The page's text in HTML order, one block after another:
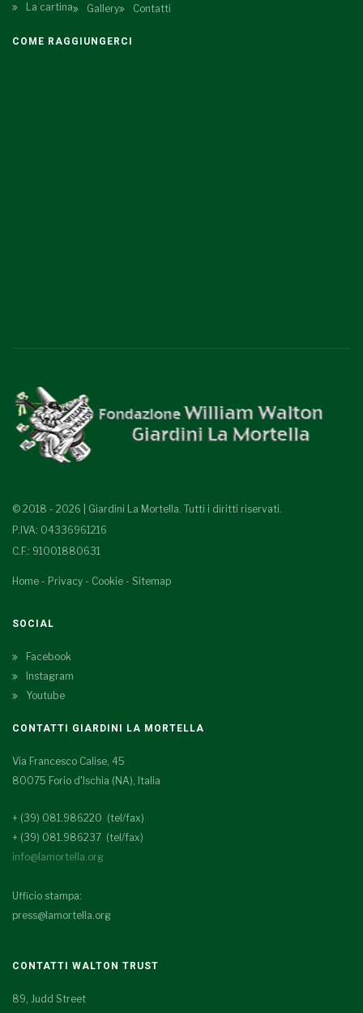
La cartina Gallery Contatti
COME RAGGIUNGERCI
© 2018 - 2026 | Giardini La Mortella. Tutti i diritti riservati.
P.IVA: 04336961216
C.F.: 91001880631
Home - Privacy - Cookie - Sitemap
SOCIAL
Facebook
Instagram
Youtube
CONTATTI GIARDINI LA MORTELLA
Via Francesco Calise, 45
80075 Forio d'Ischia (NA), Italia
+ (39) 081.986220 (tel/fax)
+ (39) 081.986237 (tel/fax)
info@lamortella.org
Ufficio stampa:
press@lamortella.org
CONTATTI WALTON TRUST
89, Judd Street